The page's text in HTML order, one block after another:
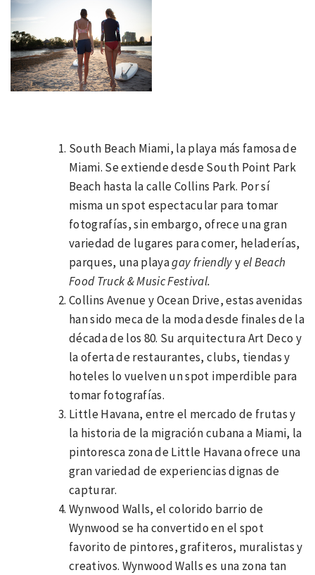
South Beach Miami, la playa más famosa de
Miami. Se extiende desde South Point Park
Beach hasta la calle Collins Park. Por sí
misma un spot espectacular para tomar
fotografías, sin embargo, ofrece una gran
variedad de lugares para comer, heladerías,
parques, una playagay friendlyyel Beach
Food Truck & Music Festival.
Collins Avenue y Ocean Drive, estas avenidas
han sido meca de la moda desde finales de la
década de los 80. Su arquitectura Art Deco y
la oferta de restaurantes, clubs, tiendas y
hoteles lo vuelven un spot imperdible para
tomar fotografías.
Little Havana, entre el mercado de frutas y
la historia de la migración cubana a Miami, la
pintoresca zona de Little Havana ofrece una
gran variedad de experiencias dignas de
capturar.
Wynwood Walls, el colorido barrio de
Wynwood se ha convertido en el spot
favorito de pintores, grafiteros, muralistas y
creativos. Wynwood Walls es una zona tan